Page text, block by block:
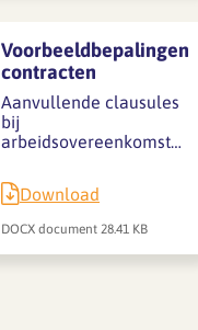
Voorbeeldbepalingen
contracten
Aanvullende clausules
bij
arbeidsovereenkomst…
Download
DOCX document 28.41 KB